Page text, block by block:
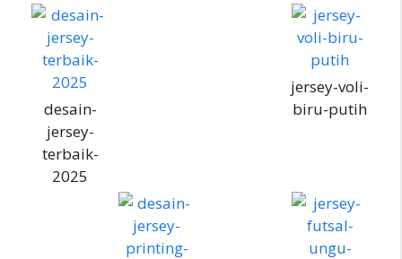
desain-
jersey-
terbaik-
2025
jersey-voli-
biru-putih